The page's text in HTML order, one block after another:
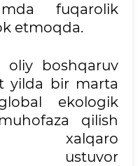
fuqarolik
etmoqda.
oliy boshqaruv
yilda bir marta
ekologik
qilish
xalqaro
ustuvor